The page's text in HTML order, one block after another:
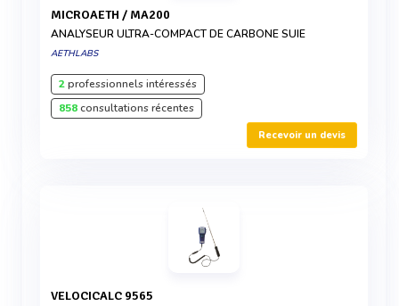
MICROAETH / MA200
ANALYSEUR ULTRA-COMPACT DE CARBONE SUIE
AETHLABS
2professionnels intéressés
858consultations récentes
Recevoir un devis
VELOCICALC 9565